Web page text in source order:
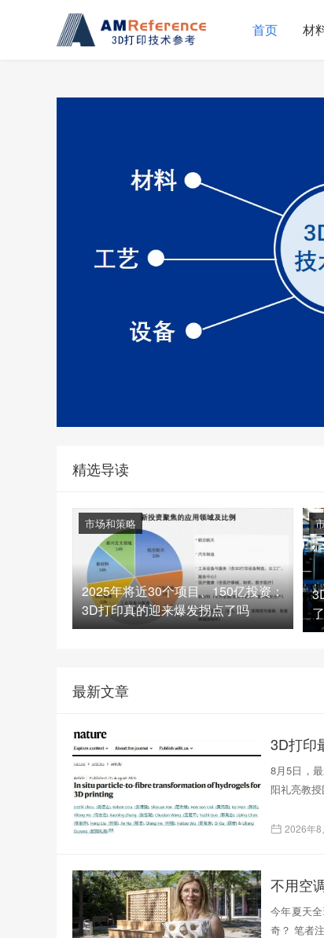
首页 材
精选导读
2025年将近30个项目、150亿投资：
3D打印真的迎来爆发拐点了吗
市场和策略
最新文章
3D打印
8月5日，
阳礼亮教
2026年8
不用空
今年夏天
奇？ 笔者